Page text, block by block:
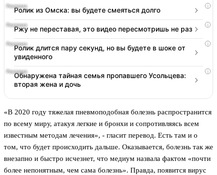
i
Ролик из Омска: вы будете смеяться долго
i
Ржу не переставая, это видео пересмотришь не раз
i
Ролик длится пару секунд, но вы будете в шоке от
увиденного
i
Обнаружена тайная семья пропавшего Усольцева:
вторая жена и дочь
«В 2020 году тяжелая пневмоподобная болезнь распространится
по всему миру, атакуя легкие и бронхи и сопротивляясь всем
известным методам лечения», - гласит перевод. Есть там и о
том, что будет происходить дальше. Оказывается, болезнь так же
внезапно и быстро исчезнет, что медиум назвала фактом «почти
более непонятным, чем сама болезнь». Правда, появится вирус